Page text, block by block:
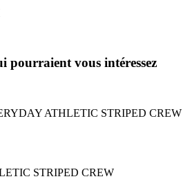
pourraient vous intéressez
STRIPED CREW